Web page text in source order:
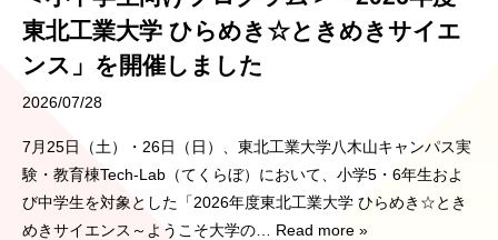
東北工業大学 ひらめき☆ときめきサイエ
ンス」を開催しました
2026/07/28
7月25日（土）・26日（日）、東北工業大学八木山キャンパス実
験・教育棟Tech-Lab（てくらぼ）において、小学5・6年生およ
び中学生を対象とした「2026年度東北工業大学 ひらめき☆とき
めきサイエンス～ようこそ大学の … Read more »